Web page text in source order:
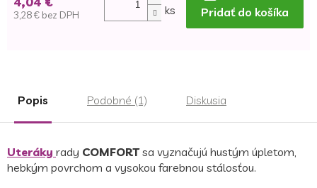
3,28 € bez DPH ks Pridať do košíka
Popis Podobné (1) Diskusia
Uteráky rady COMFORT sa vyznačujú hustým úpletom,
hebkým povrchom a vysokou farebnou stálosťou.